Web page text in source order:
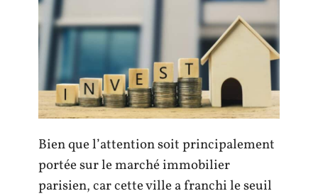
Bien que l’attention soit principalement
portée sur le marché immobilier
parisien, car cette ville a franchi le seuil